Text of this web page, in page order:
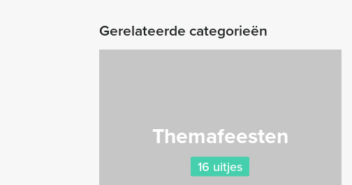
Gerelateerde categorieën
Themafeesten
16 uitjes